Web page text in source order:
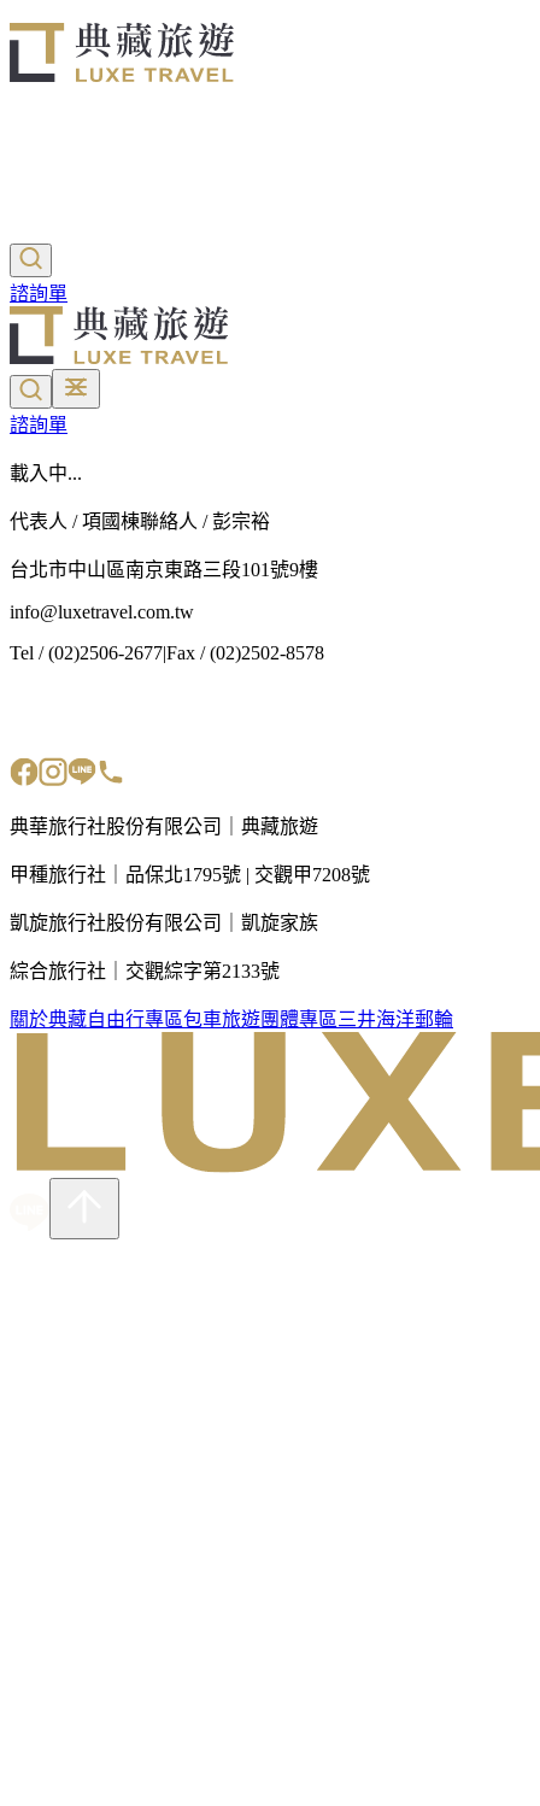
諮詢單
諮詢單
載入中...
代表人 / 項國棟聯絡人 / 彭宗裕
台北市中山區南京東路三段101號9樓
info@luxetravel.com.tw
Tel / (02)2506-2677|Fax / (02)2502-8578
典華旅行社股份有限公司｜典藏旅遊
甲種旅行社｜品保北1795號 | 交觀甲7208號
凱旋旅行社股份有限公司｜凱旋家族
綜合旅行社｜交觀綜字第2133號
關於典藏自由行專區包車旅遊團體專區 三井海洋郵輪